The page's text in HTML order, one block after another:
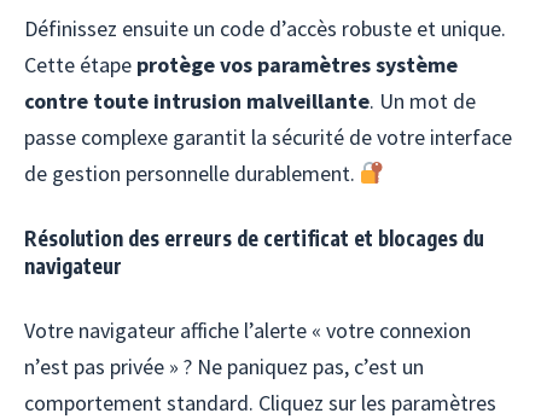
Définissez ensuite un code d’accès robuste et unique.
Cette étape protège vos paramètres système
contre toute intrusion malveillante. Un mot de
passe complexe garantit la sécurité de votre interface
de gestion personnelle durablement.
Résolution des erreurs de certificat et blocages du
navigateur
Votre navigateur affiche l’alerte « votre connexion
n’est pas privée » ? Ne paniquez pas, c’est un
comportement standard. Cliquez sur les paramètres